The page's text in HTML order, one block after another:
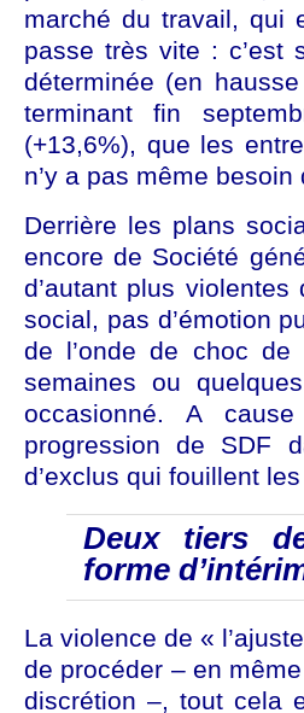
marché du travail, qui
passe très vite : c’est
déterminée (en
terminant fin
(+13,6%), que les
n’y a pas même
Derrière les plans
encore de Société
d’autant plus
social, pas d’émotion
de l’onde de choc de
semaines ou
occasionné. A
progression de SDF
d’exclus qui fouillent
Deux tiers
forme
La violence de «
de procéder – en
discrétion –, tout cela